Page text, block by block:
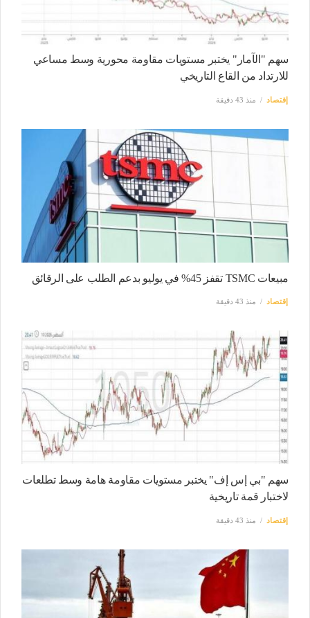
سهم "الآمار" يختبر مستويات مقاومة محورية وسط مساعي
للارتداد من القاع التاريخي
إقتصاد منذ 43 دقيقة
مبيعات TSMC تقفز 45% في يوليو بدعم الطلب على الرقائق
إقتصاد منذ 43 دقيقة
سهم "بي إس إف" يختبر مستويات مقاومة هامة وسط تطلعات
لاختبار قمة تاريخية
إقتصاد منذ 43 دقيقة